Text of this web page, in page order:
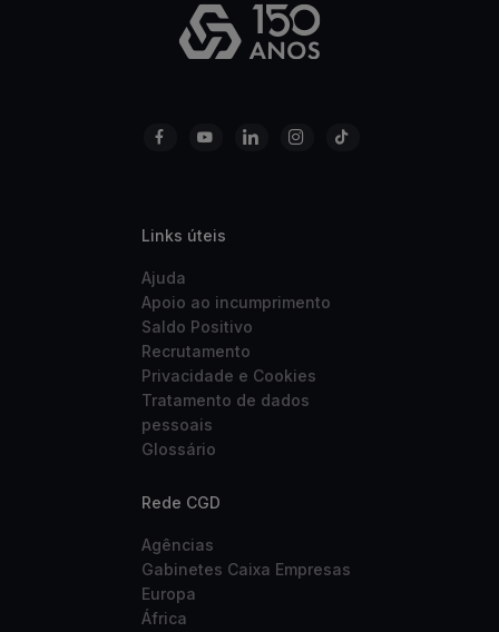
Links úteis
Ajuda
Apoio ao incumprimento
Saldo Positivo
Recrutamento
Privacidade e Cookies
Tratamento de dados
pessoais
Glossário
Rede CGD
Agências
Gabinetes Caixa Empresas
Europa
África